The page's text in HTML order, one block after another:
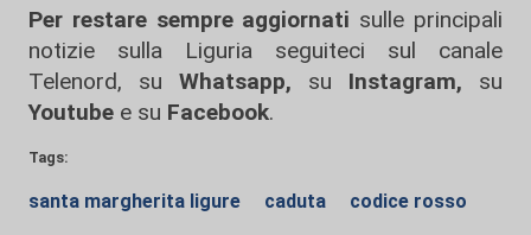
Per restare sempre aggiornati sulle principali
notizie sulla Liguria seguiteci sul canale
Telenord, su
Whatsapp, su Instagram, su
Youtube e su Facebook.
Tags:
santa margherita ligure caduta codice rosso